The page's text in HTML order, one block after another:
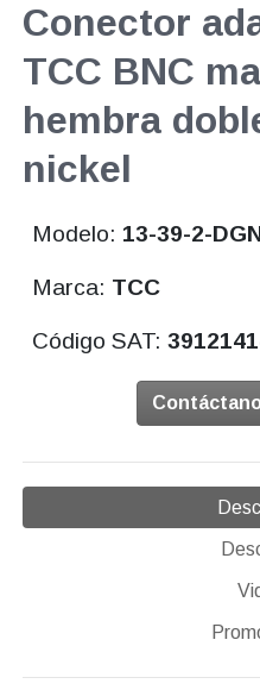
Conector
TCC BNC
hembra
nickel
Modelo: 13-39-2-
Marca: TCC
Código SAT: